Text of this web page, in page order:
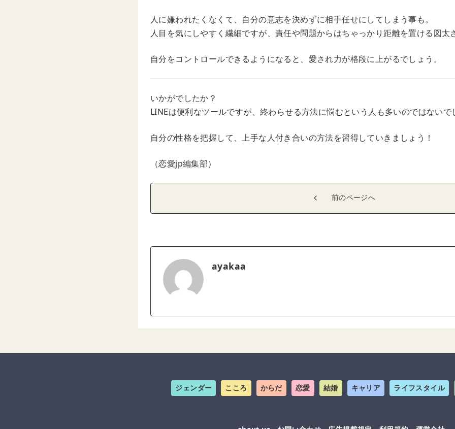
人に嫌われたくなくて、自分の意志を決めずに相手任せにしてしまう事も。
人目を気にしやすく繊細ですが、責任や問題からはちゃっかり距離を置ける図太
自分をコントロールできるようになると、愛され力が格段に上がるでしょう。
いかがでしたか？
LINEは便利なツールですが、終わらせる方法に悩むという人も多いのではないで
自分の性格を把握して、上手な人付き合いの方法を習得していきましょう！
（恋愛jp編集部）
前のページへ
ayakaa
ジェンダー こころ からだ 恋愛 結婚 キャリア ライフスタイル